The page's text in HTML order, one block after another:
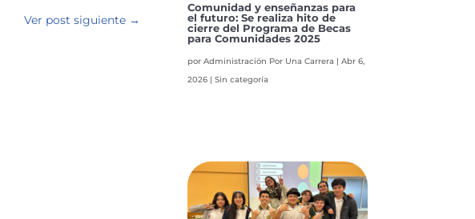
Ver post siguiente →
Comunidad y enseñanzas para
el futuro: Se realiza hito de
cierre del Programa de Becas
para Comunidades 2025
porAdministración Por Una Carrera |Abr 6,
2026 |Sin categoría